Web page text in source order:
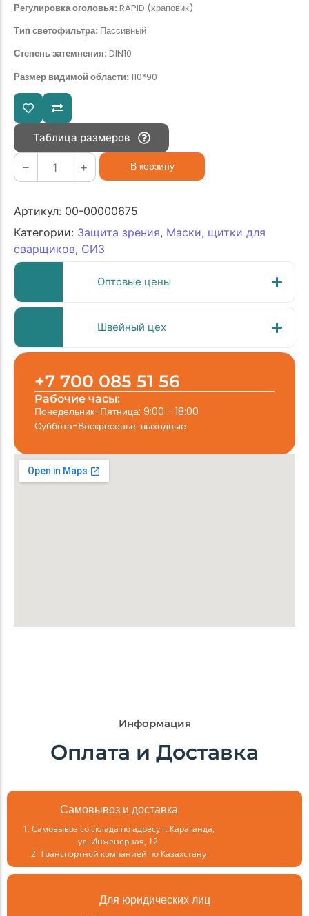
Регулировка оголовья: RAPID (храповик)
Тип светофильтра: Пассивный
Степень затемнения: DIN10
Размер видимой области: 110*90
Таблица размеров
В корзину
Артикул: 00-00000675
Категории: Защита зрения, Маски, щитки для
сварщиков, СИЗ
Оптовые цены
Швейный цех
+7 700 085 51 56
Рабочие часы:
Понедельник-Пятница: 9:00 - 18:00
Суббота-Воскресенье: выходные
Информация
Оплата и Доставка
Самовывоз и доставка
1. Самовывоз со склада по адресу г. Караганда,
ул. Инженерная, 12.
2. Транспортной компанией по Казахстану
Для юридических лиц